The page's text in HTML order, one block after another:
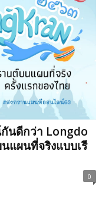
นดีกว่า Longdo
แผนที่จริงแบบเรี
0